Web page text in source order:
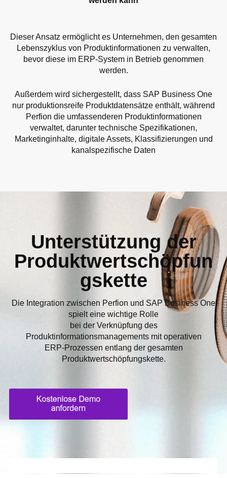
Dieser Ansatz ermöglicht es Unternehmen, den gesamten
Lebenszyklus von Produktinformationen zu verwalten,
bevor diese im ERP-System in Betrieb genommen
werden.
Außerdem wird sichergestellt, dass SAP Business One
nur produktionsreife Produktdatensätze enthält, während
Perfion die umfassenderen Produktinformationen
verwaltet, darunter technische Spezifikationen,
Marketinginhalte, digitale Assets, Klassifizierungen und
kanalspezifische Daten
Unterstützung der
Produktwertschöpfun
gskette
Die Integration zwischen Perfion und SAP Business One
spielt eine wichtige Rolle
bei der Verknüpfung des
Produktinformationsmanagements mit operativen
ERP-Prozessen entlang der gesamten
Produktwertschöpfungskette.